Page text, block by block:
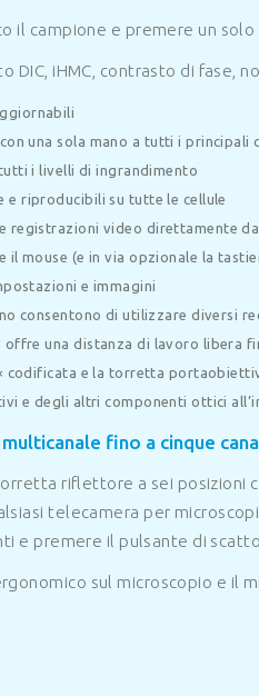
il campione e premere un
DIC, iHMC, contrasto di fase,
una sola mano a tutti i
i livelli di ingrandimento
e riproducibili su tutte le cellule
registrazioni video direttamente
il mouse (e in via opzionale la
e immagini
consentono di utilizzare diversi
offre una distanza di lavoro libera
e la torretta
e degli altri componenti ottici
fino a cinque
riflettore a sei posizioni
telecamera per
e premere il pulsante di
sul microscopio e il